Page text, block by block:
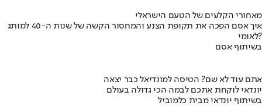
מאחורי הקלעים של הטעם הישראלי
איך אסם הפכה את תקופת הצנע והמחסור הקשה של שנות ה-40 למותג
לאומי?
בשיתוף אסם
אתם עוד לא שם? הטיסה למונדיאל כבר יצאה
יונדאי לוקחת אתכם לבמה הכי גדולה בעולם
בשיתוף יונדאי מבית כלמוביל